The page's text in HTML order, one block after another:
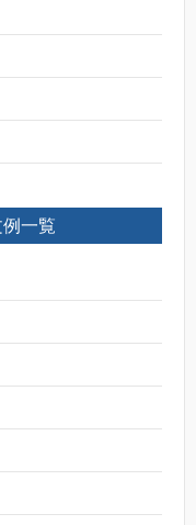
一覧